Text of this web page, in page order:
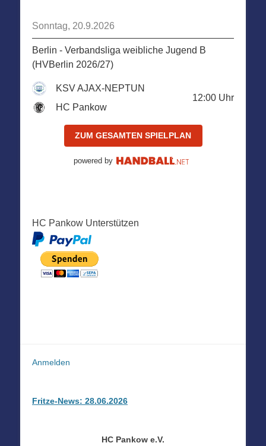
Sonntag, 20.9.2026
Berlin - Verbandsliga weibliche Jugend B
(HVBerlin 2026/27)
KSV AJAX-NEPTUN
HC Pankow
12:00 Uhr
ZUM GESAMTEN SPIELPLAN
powered by
HC Pankow Unterstützen
Anmelden
Fritze-News: 28.06.2026
HC Pankow e.V.